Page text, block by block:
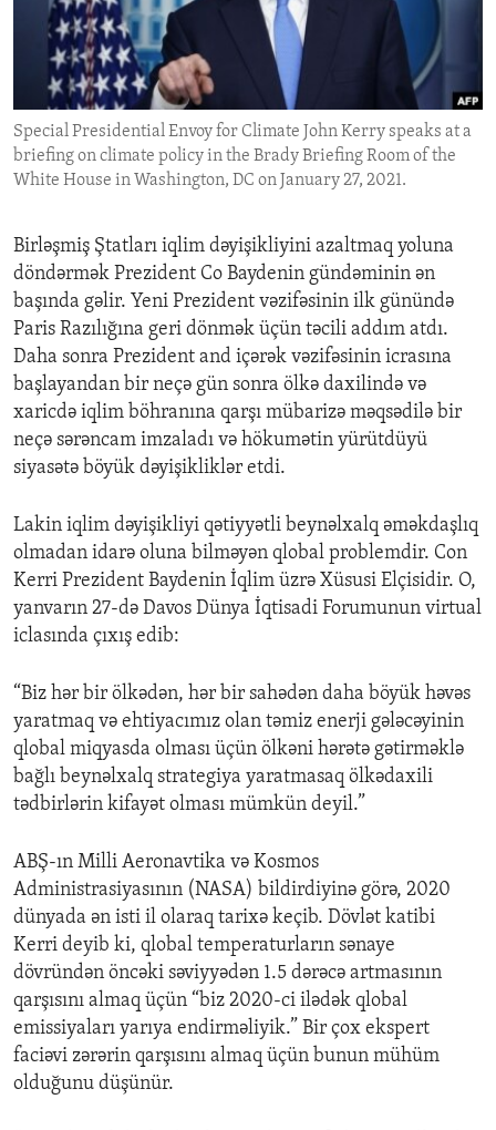
ENVIRONMENT AND HEALTH
IDEALS AND INSTITUTIONS
Special Presidential Envoy for Climate John Kerry speaks at a
briefing on climate policy in the Brady Briefing Room of the
White House in Washington, DC on January 27, 2021.
Birləşmiş Ştatları iqlim dəyişikliyini azaltmaq yoluna
döndərmək Prezident Co Baydenin gündəminin ən
başında gəlir. Yeni Prezident vəzifəsinin ilk günündə
Paris Razılığına geri dönmək üçün təcili addım atdı.
Daha sonra Prezident and içərək vəzifəsinin icrasına
başlayandan bir neçə gün sonra ölkə daxilində və
xaricdə iqlim böhranına qarşı mübarizə məqsədilə bir
neçə sərəncam imzaladı və hökumətin yürütdüyü
siyasətə böyük dəyişikliklər etdi.
Lakin iqlim dəyişikliyi qətiyyətli beynəlxalq əməkdaşlıq
olmadan idarə oluna bilməyən qlobal problemdir. Con
Kerri Prezident Baydenin İqlim üzrə Xüsusi Elçisidir. O,
yanvarın 27-də Davos Dünya İqtisadi Forumunun virtual
iclasında çıxış edib:
“Biz hər bir ölkədən, hər bir sahədən daha böyük həvəs
yaratmaq və ehtiyacımız olan təmiz enerji gələcəyinin
qlobal miqyasda olması üçün ölkəni hərətə gətirməklə
bağlı beynəlxalq strategiya yaratmasaq ölkədaxili
tədbirlərin kifayət olması mümkün deyil.”
ABŞ-ın Milli Aeronavtika və Kosmos
Administrasiyasının (NASA) bildirdiyinə görə, 2020
dünyada ən isti il olaraq tarixə keçib. Dövlət katibi
Kerri deyib ki, qlobal temperaturların sənaye
dövründən öncəki səviyyədən 1.5 dərəcə artmasının
qarşısını almaq üçün “biz 2020-ci ilədək qlobal
emissiyaları yarıya endirməliyik.” Bir çox ekspert
faciəvi zərərin qarşısını almaq üçün bunun mühüm
olduğunu düşünür.